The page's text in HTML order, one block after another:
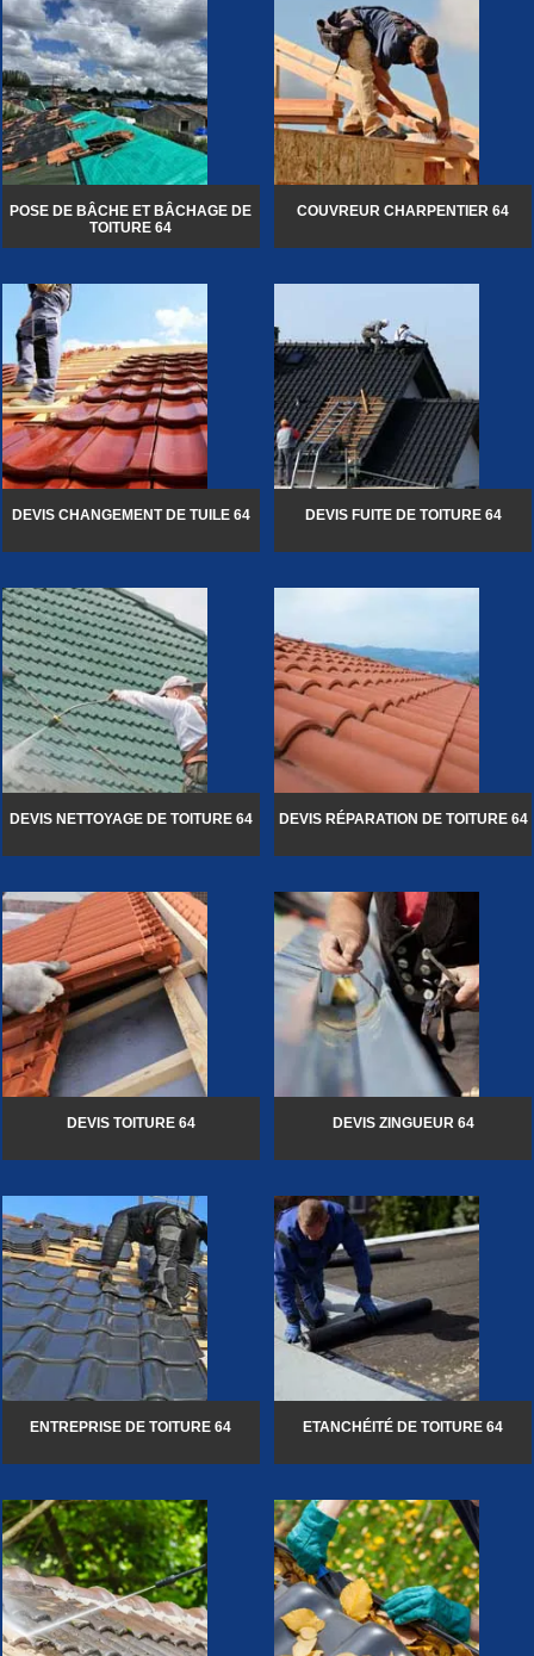
POSE DE BÂCHE ET BÂCHAGE DE
TOITURE 64
COUVREUR CHARPENTIER 64
DEVIS CHANGEMENT DE TUILE 64 DEVIS FUITE DE TOITURE 64
DEVIS NETTOYAGE DE TOITURE 64 DEVIS RÉPARATION DE TOITURE 64
DEVIS TOITURE 64 DEVIS ZINGUEUR 64
ENTREPRISE DE TOITURE 64 ETANCHÉITÉ DE TOITURE 64